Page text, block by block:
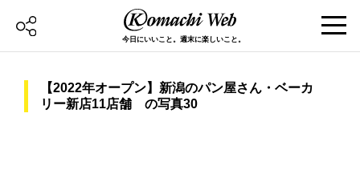
今日にいいこと。週末に楽しいこと。
【2022年オープン】新潟のパン屋さん・ベーカ
リー新店11店舗 の写真30